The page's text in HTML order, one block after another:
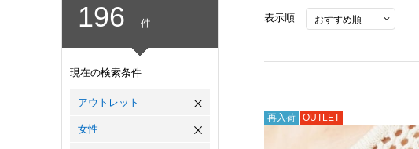
196 件
現在の検索条件
アウトレット
女性
表示順
再入荷 OUTLET